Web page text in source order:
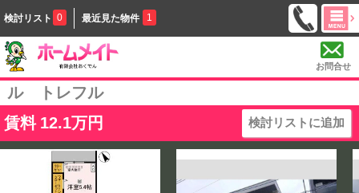
検討リスト 0 最近見た物件 1
お問合せ
ル トレフル
賃料 12.1万円 検討リストに追加